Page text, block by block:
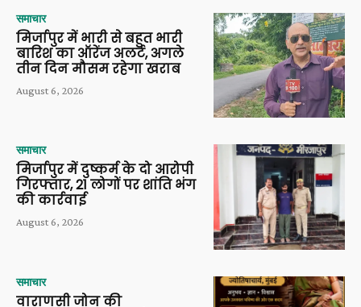
समाचार
मिर्जापुर में भारी से बहुत भारी
बारिश का ऑरेंज अलर्ट, अगले
तीन दिन मौसम रहेगा खराब
August 6, 2026
समाचार
मिर्जापुर में दुष्कर्म के दो आरोपी
गिरफ्तार, 21 लोगों पर शांति भंग
की कार्रवाई
August 6, 2026
समाचार
वाराणसी जोन की